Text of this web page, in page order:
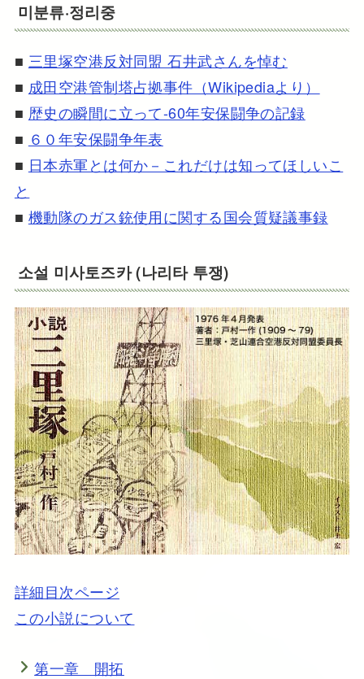
미분류·정리중
■ 三里塚空港反対同盟 石井武さんを悼む
■ 成田空港管制塔占拠事件（Wikipediaより）
■ 歴史の瞬間に立って-60年安保闘争の記録
■ ６０年安保闘争年表
■ 日本赤軍とは何か－これだけは知ってほしいこ
と
■ 機動隊のガス銃使用に関する国会質疑議事録
소설 미사토즈카 (나리타 투쟁)
詳細目次ページ
この小説について
第一章 開拓